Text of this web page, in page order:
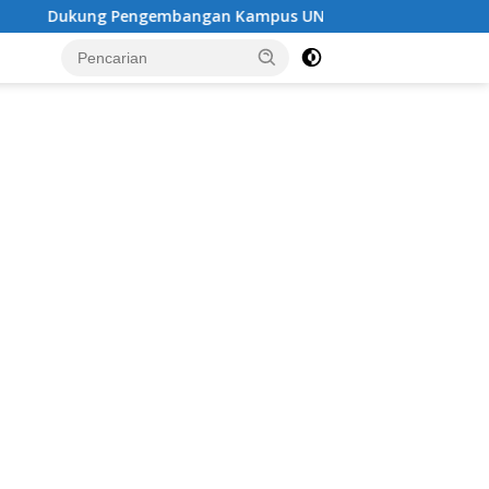
Kampus UNESA di Pusat Kota, Riyono Caping: